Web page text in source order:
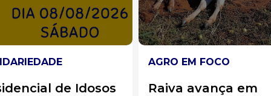
EM FOCO
avança em
ESTRADAS
Pedágio ‘free flow’: